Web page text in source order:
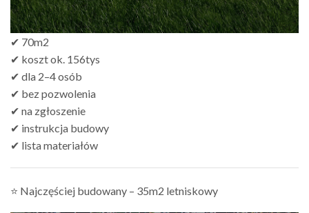
✔ 70m2
✔ koszt ok. 156tys
✔ dla 2–4 osób
✔ bez pozwolenia
✔ na zgłoszenie
✔ instrukcja budowy
✔ lista materiałów
⭐ Najczęściej budowany – 35m2 letniskowy